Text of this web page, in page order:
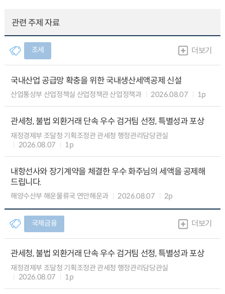
관련 주제 자료
조세 더보기
국내산업 공급망 확충을 위한 국내생산세액공제 신설
산업통상부 산업정책실 산업정책관 산업정책과 2026.08.07 1p
관세청, 불법 외환거래 단속 우수 검거팀 선정, 특별성과 포상
재정경제부 조달청 기획조정관 관세청 행정관리담당관실
2026.08.07
1p
내항선사와 장기계약을 체결한 우수 화주님의 세액을 공제해
드립니다.
해양수산부 해운물류국 연안해운과 2026.08.07 2p
국제금융 더보기
관세청, 불법 외환거래 단속 우수 검거팀 선정, 특별성과 포상
재정경제부 조달청 기획조정관 관세청 행정관리담당관실
2026.08.07
1p